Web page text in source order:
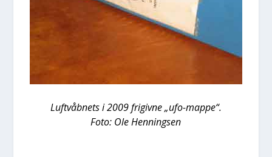
Luft­våb­nets i 2009 fri­giv­ne „ufo-map­pe“.
Foto: Ole Hen­nings­en